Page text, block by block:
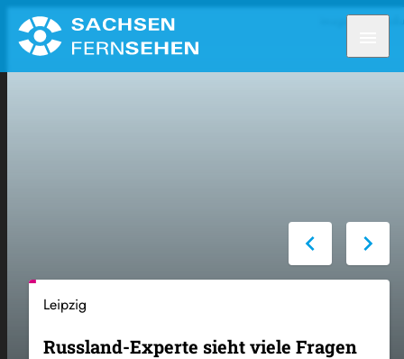
imago/EHL Media
Leipzig
Russland-Experte sieht viele Fragen
chevron_left chevron_right